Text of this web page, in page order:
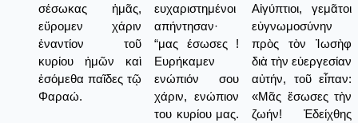
σέσωκας ἡμᾶς,
εὕρομεν χάριν
ἐναντίον τοῦ
κυρίου ἡμῶν καὶ
ἐσόμεθα παῖδες τῷ
Φαραώ.
ευχαριστημένοι
απήντησαν·
“μας έσωσες !
Ευρήκαμεν
ενώπιόν σου
χάριν, ενώπιον
του κυρίου μας.
Αἰγύπτιοι, γεμᾶτοι
εὐγνωμοσύνην
πρὸς τὸν Ἰωσὴφ
διὰ τὴν εὐεργεσίαν
αὐτήν, τοῦ εἶπαν:
«Μᾶς ἔσωσες τὴν
ζωήν! Ἐδείχθης